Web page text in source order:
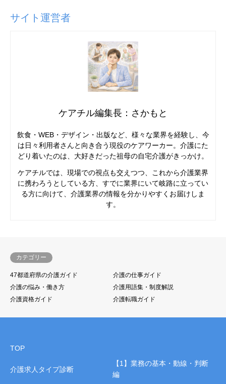
サイト運営者
ケアチル編集長：さかもと
飲食・WEB・デザイン・出版など、様々な業界を経験し、今
は日々利用者さんと向き合う現役のケアワーカー。介護にた
どり着いたのは、大好きだった祖母の自宅介護がきっかけ。
ケアチルでは、現場での視点も交えつつ、これから介護業界
に携わろうとしている方、すでに業界にいて岐路に立ってい
る方に向けて、介護業界の情報を分かりやすくお届けしま
す。
カテゴリー
47都道府県の介護ガイド
介護の仕事ガイド
介護の悩み・働き方
介護用語集・制度解説
介護資格ガイド
介護転職ガイド
TOP
介護求人タイプ診断
【1】業務の基本・動線・判断
編